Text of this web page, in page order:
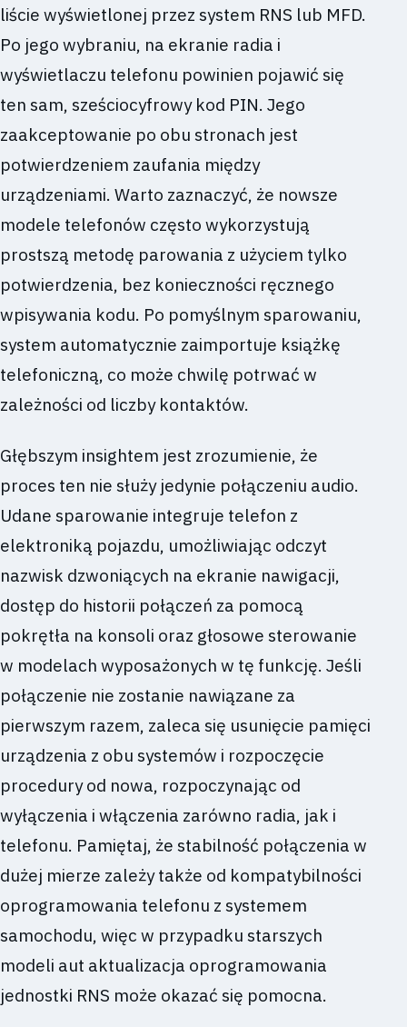
liście wyświetlonej przez system RNS lub MFD.
Po jego wybraniu, na ekranie radia i
wyświetlaczu telefonu powinien pojawić się
ten sam, sześciocyfrowy kod PIN. Jego
zaakceptowanie po obu stronach jest
potwierdzeniem zaufania między
urządzeniami. Warto zaznaczyć, że nowsze
modele telefonów często wykorzystują
prostszą metodę parowania z użyciem tylko
potwierdzenia, bez konieczności ręcznego
wpisywania kodu. Po pomyślnym sparowaniu,
system automatycznie zaimportuje książkę
telefoniczną, co może chwilę potrwać w
zależności od liczby kontaktów.
Głębszym insightem jest zrozumienie, że
proces ten nie służy jedynie połączeniu audio.
Udane sparowanie integruje telefon z
elektroniką pojazdu, umożliwiając odczyt
nazwisk dzwoniących na ekranie nawigacji,
dostęp do historii połączeń za pomocą
pokrętła na konsoli oraz głosowe sterowanie
w modelach wyposażonych w tę funkcję. Jeśli
połączenie nie zostanie nawiązane za
pierwszym razem, zaleca się usunięcie pamięci
urządzenia z obu systemów i rozpoczęcie
procedury od nowa, rozpoczynając od
wyłączenia i włączenia zarówno radia, jak i
telefonu. Pamiętaj, że stabilność połączenia w
dużej mierze zależy także od kompatybilności
oprogramowania telefonu z systemem
samochodu, więc w przypadku starszych
modeli aut aktualizacja oprogramowania
jednostki RNS może okazać się pomocna.